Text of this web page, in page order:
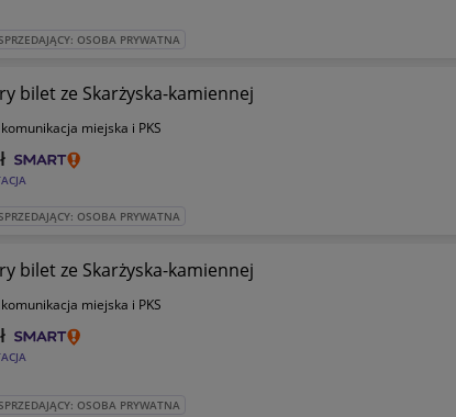
OSOBA PRYWATNA
bilet ze Skarżyska-kamiennej
komunikacja miejska i PKS
OSOBA PRYWATNA
bilet ze Skarżyska-kamiennej
komunikacja miejska i PKS
OSOBA PRYWATNA